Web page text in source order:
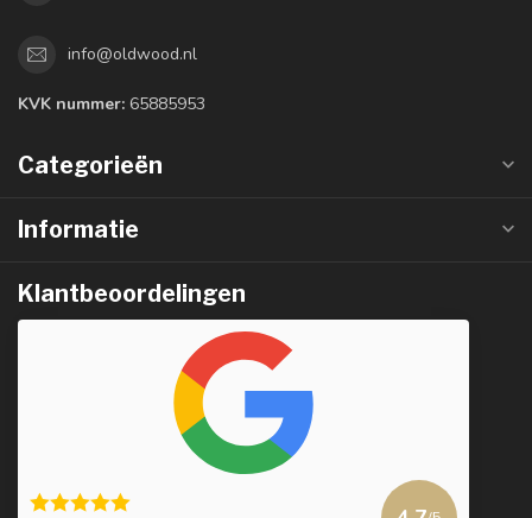
info@oldwood.nl
KVK nummer: 65885953
Categorieën
Informatie
Klantbeoordelingen